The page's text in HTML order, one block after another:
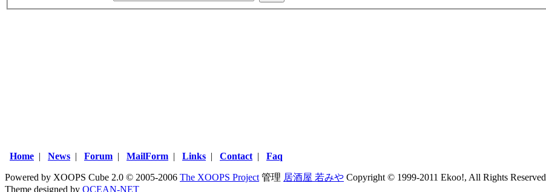
Home | News | Forum | MailForm | Links | Contact | Faq
Powered by XOOPS Cube 2.0 © 2005-2006 The XOOPS Project 管理 居酒屋 若みや Copyright © 1999-2011 Ekoo!, All Rights Reserved
Theme designed by OCEAN-NET